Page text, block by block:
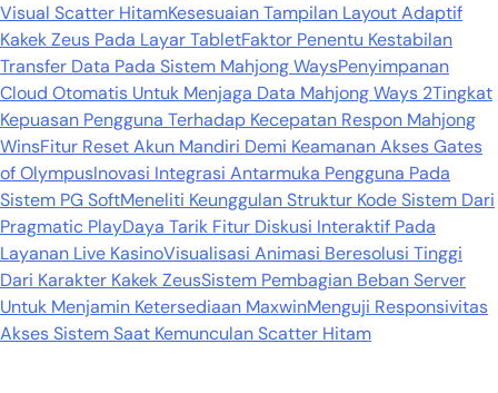
Visual Scatter HitamKesesuaian Tampilan Layout Adaptif
Kakek Zeus Pada Layar TabletFaktor Penentu Kestabilan
Transfer Data Pada Sistem Mahjong WaysPenyimpanan
Cloud Otomatis Untuk Menjaga Data Mahjong Ways 2Tingkat
Kepuasan Pengguna Terhadap Kecepatan Respon Mahjong
WinsFitur Reset Akun Mandiri Demi Keamanan Akses Gates
of OlympusInovasi Integrasi Antarmuka Pengguna Pada
Sistem PG SoftMeneliti Keunggulan Struktur Kode Sistem Dari
Pragmatic PlayDaya Tarik Fitur Diskusi Interaktif Pada
Layanan Live KasinoVisualisasi Animasi Beresolusi Tinggi
Dari Karakter Kakek ZeusSistem Pembagian Beban Server
Untuk Menjamin Ketersediaan MaxwinMenguji Responsivitas
Akses Sistem Saat Kemunculan Scatter Hitam